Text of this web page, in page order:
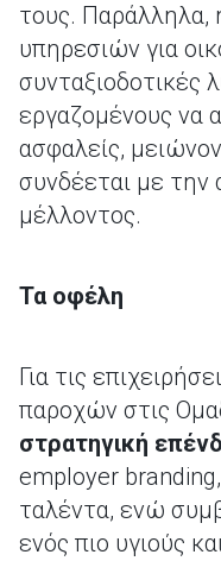
τους. Παράλληλα,
υπηρεσιών για
συνταξιοδοτικές
εργαζομένους να
ασφαλείς,
συνδέεται με την
μέλλοντος.
Τα οφέλη
Για τις
παροχών στις
στρατηγική
employer branding,
ταλέντα, ενώ
ενός πιο υγιούς